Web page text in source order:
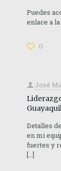
Puedes
enlace a
0
José
Detalles
en mi
fuertes y
[…]